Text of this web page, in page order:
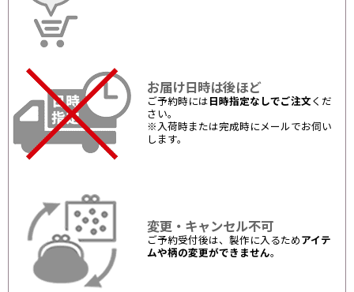
お届け日時は後ほど
ご予約時には 日時指定なしでご注文 くだ
さい。
※入荷時または完成時にメールでお伺い
します。
変更・キャンセル不可
ご予約受付後は、製作に入るため アイテ
ムや柄の変更ができません。